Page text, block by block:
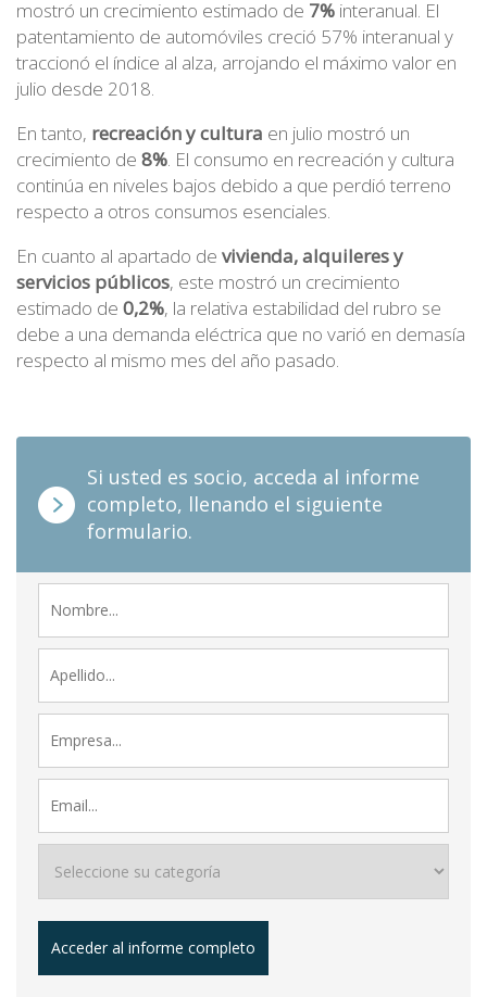
mostró un crecimiento estimado de 7% interanual. El
patentamiento de automóviles creció 57% interanual y
traccionó el índice al alza, arrojando el máximo valor en
julio desde 2018.
En tanto, recreación y cultura en julio mostró un
crecimiento de 8%. El consumo en recreación y cultura
continúa en niveles bajos debido a que perdió terreno
respecto a otros consumos esenciales.
En cuanto al apartado de vivienda, alquileres y
servicios públicos, este mostró un crecimiento
estimado de 0,2%, la relativa estabilidad del rubro se
debe a una demanda eléctrica que no varió en demasía
respecto al mismo mes del año pasado.
Si usted es socio, acceda al informe
completo, llenando el siguiente
formulario.
Acceder al informe completo